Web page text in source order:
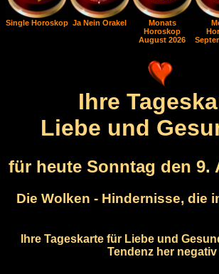
Single Horoskop Ja Nein Orakel
Monats
Horoskop
August 2026
Ihre
Liebe und
für heute Sonntag den 9.
Die Wolken - Hindernisse, die
Ihre Tageskarte für Liebe und
Tendenz her negativ